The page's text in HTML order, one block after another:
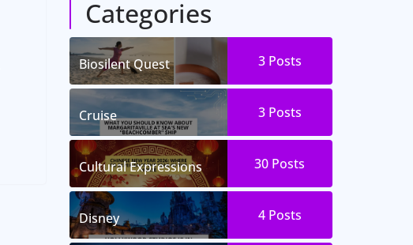
Categories
Biosilent Quest 3Posts
Cruise 3Posts
Cultural Expressions 30 Posts
Disney 4Posts